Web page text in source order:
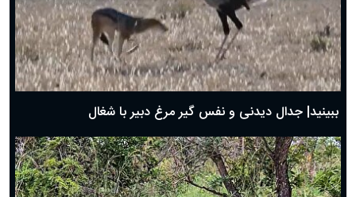
دعای روز دوم ماه مبارک رمضان ۱ اسفند ماه ۱۴۰۴
دعای روز اول ماه مبارک رمضان، ۳۰ بهمن ۱۴۰۴
حضرت زینب(س) چگونه از دنیا رفت؟
بهترین پیامک تبریک روز پدر ۱۴۰۴؛ جملات زیبا و صمیمانه
ببینید| جدال دیدنی و نفس گیر مرغ دبیر با شغال